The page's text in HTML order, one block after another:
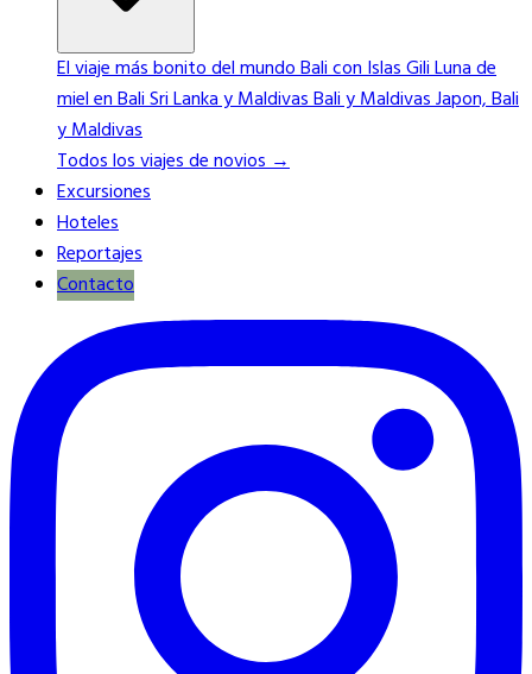
El viaje más bonito del mundoBali con Islas GiliLuna de
miel en BaliSri Lanka y MaldivasBali y MaldivasJapon, Bali
y Maldivas
Todos los viajes de novios →
Excursiones
Hoteles
Reportajes
Contacto